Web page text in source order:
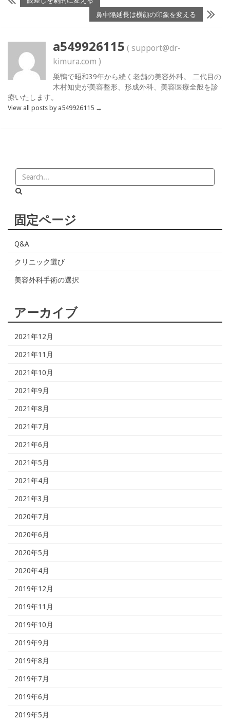
鼻中隔延長は横顔の印象を変える
a549926115 ( support@dr-
kimura.com )
巣鴨で昭和39年から続く老舗の美容外科。 二代目の
木村知史が美容整形、形成外科、美容医療全般を診
療いたします。
View all posts by a549926115 →
固定ページ
Q&A
クリニック選び
美容外科手術の選択
アーカイブ
2021年12月
2021年11月
2021年10月
2021年9月
2021年8月
2021年7月
2021年6月
2021年5月
2021年4月
2021年3月
2020年7月
2020年6月
2020年5月
2020年4月
2019年12月
2019年11月
2019年10月
2019年9月
2019年8月
2019年7月
2019年6月
2019年5月